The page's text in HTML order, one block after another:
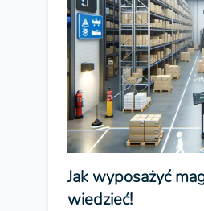
Jak wyposażyć
wiedzieć!